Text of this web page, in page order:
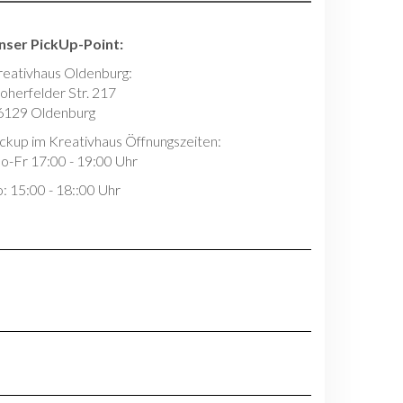
PickUp-Point:
Oldenburg:
Str. 217
Oldenburg
im Kreativhaus Öffnungszeiten:
Fr 17:00 - 19:00 Uhr
15:00 - 18::00 Uhr